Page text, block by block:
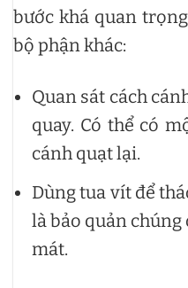
bước khá quan
bộ phận khác:
Quan sát cách
quay. Có thể có
cánh quạt lại.
Dùng tua vít để
là bảo quản
mát.